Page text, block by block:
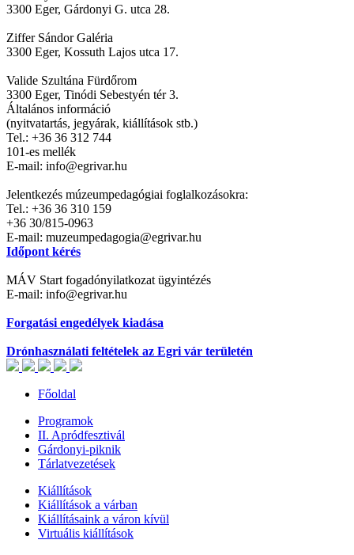
3300 Eger, Gárdonyi G. utca 28.
Ziffer Sándor Galéria
3300 Eger, Kossuth Lajos utca 17.
Valide Szultána Fürdőrom
3300 Eger, Tinódi Sebestyén tér 3.
Általános információ
(nyitvatartás, jegyárak, kiállítások stb.)
Tel.: +36 36 312 744
101-es mellék
E-mail: info@egrivar.hu
Jelentkezés múzeumpedagógiai foglalkozásokra:
Tel.: +36 36 310 159
+36 30/815-0963
E-mail: muzeumpedagogia@egrivar.hu
Időpont kérés
MÁV Start fogadónyilatkozat ügyintézés
E-mail: info@egrivar.hu
Forgatási engedélyek kiadása
Drónhasználati feltételek az Egri vár területén
Főoldal
Programok
II. Apródfesztivál
Gárdonyi-piknik
Tárlatvezetések
Kiállítások
Kiállítások a várban
Kiállításaink a váron kívül
Virtuális kiállítások